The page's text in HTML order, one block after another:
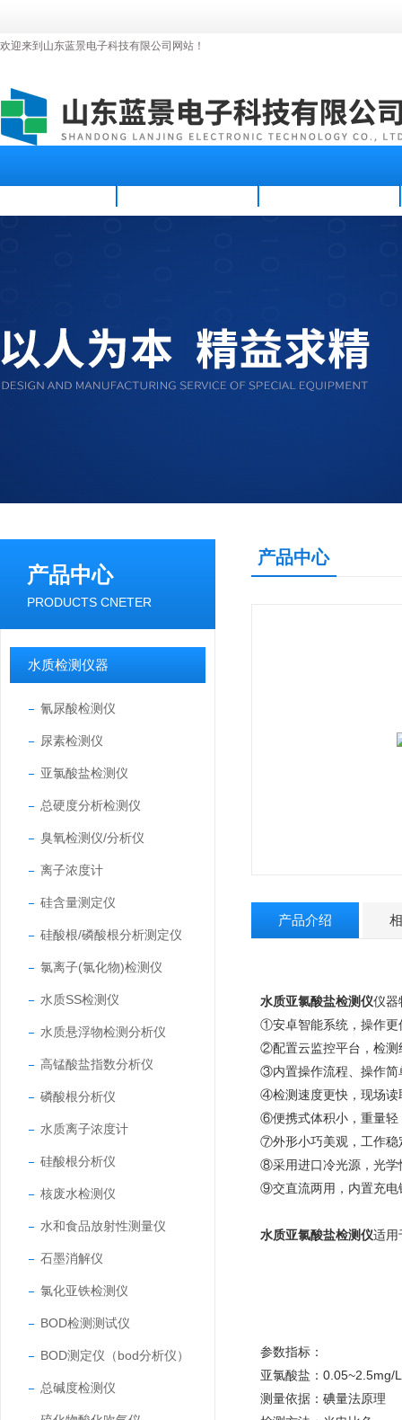
欢迎来到山东蓝景电子科技有限公司网站！
产品中心
PRODUCTS CNETER
水质检测仪器
氰尿酸检测仪
尿素检测仪
亚氯酸盐检测仪
总硬度分析检测仪
臭氧检测仪/分析仪
离子浓度计
硅含量测定仪
硅酸根/磷酸根分析测定仪
氯离子(氯化物)检测仪
水质SS检测仪
水质悬浮物检测分析仪
高锰酸盐指数分析仪
磷酸根分析仪
水质离子浓度计
硅酸根分析仪
核废水检测仪
水和食品放射性测量仪
石墨消解仪
氯化亚铁检测仪
BOD检测测试仪
BOD测定仪（bod分析仪）
总碱度检测仪
产品中心
产品介绍
水质亚氯酸盐检测仪仪器
①安卓智能系统，操作更
②配置云监控平台，检测
③内置操作流程、操作简
④检测速度更快，现场读
⑥便携式体积小，重量轻
⑦外形小巧美观，工作稳
⑧采用进口冷光源，光学
⑨交直流两用，内置充电
水质亚氯酸盐检测仪适用
参数指标：
亚氯酸盐：0.05~2.5mg/
测量依据：碘量法原理